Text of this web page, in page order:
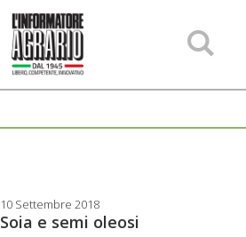
10 Settembre 2018
Soia e semi oleosi